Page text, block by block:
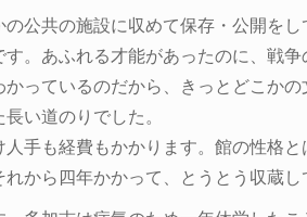
公共の施設に収めて保存・公開を
。あふれる才能があったのに、戦
っているのだから、きっとどこか
い道のりでした。
手も経費もかかります。館の性格
から四年かかって、とうとう収蔵し